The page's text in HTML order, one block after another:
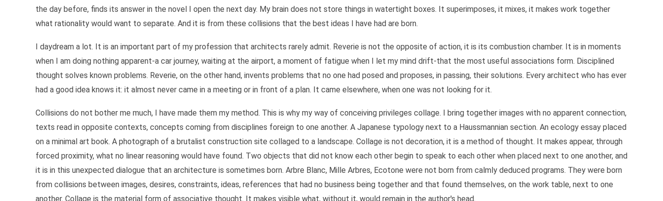
the day before, finds its answer in the novel I open the next day. My brain does not store things in watertight boxes. It superimposes, it mixes, it makes work together
what rationality would want to separate. And it is from these collisions that the best ideas I have had are born.
I daydream a lot. It is an important part of my profession that architects rarely admit. Reverie is not the opposite of action, it is its combustion chamber. It is in moments
when I am doing nothing apparent-a car journey, waiting at the airport, a moment of fatigue when I let my mind drift-that the most useful associations form. Disciplined
thought solves known problems. Reverie, on the other hand, invents problems that no one had posed and proposes, in passing, their solutions. Every architect who has ever
had a good idea knows it: it almost never came in a meeting or in front of a plan. It came elsewhere, when one was not looking for it.
Collisions do not bother me much, I have made them my method. This is why my way of conceiving privileges collage. I bring together images with no apparent connection,
texts read in opposite contexts, concepts coming from disciplines foreign to one another. A Japanese typology next to a Haussmannian section. An ecology essay placed
on a minimal art book. A photograph of a brutalist construction site collaged to a landscape. Collage is not decoration, it is a method of thought. It makes appear, through
forced proximity, what no linear reasoning would have found. Two objects that did not know each other begin to speak to each other when placed next to one another, and
it is in this unexpected dialogue that an architecture is sometimes born. Arbre Blanc, Mille Arbres, Ecotone were not born from calmly deduced programs. They were born
from collisions between images, desires, constraints, ideas, references that had no business being together and that found themselves, on the work table, next to one
another. Collage is the material form of associative thought. It makes visible what, without it, would remain in the author's head.